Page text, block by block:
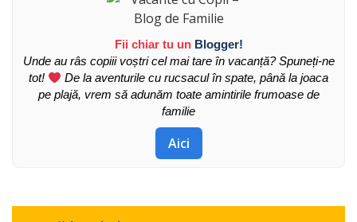
Fii chiar tu un Blogger!
Unde au râs copiii voștri cel mai tare în vacanță? Spuneți-ne
tot!
De la aventurile cu rucsacul în spate, până la joaca
pe plajă, vrem să adunăm toate amintirile frumoase de
familie
Aici